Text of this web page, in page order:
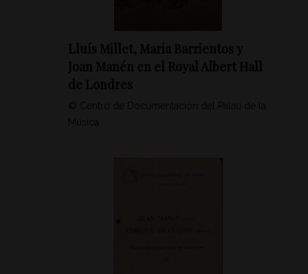
Lluís Millet, Maria Barrientos y
Joan Manén en el Royal Albert Hall
de Londres
© Centro de Documentación del Palau de la
Música